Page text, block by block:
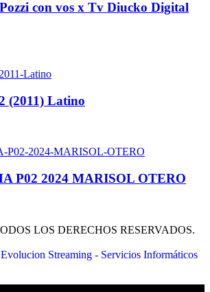
con vos x Tv Diucko Digital
(2011) Latino
P02 2024 MARISOL OTERO
LOS DERECHOS RESERVADOS.
Evolucion Streaming - Servicios Informáticos